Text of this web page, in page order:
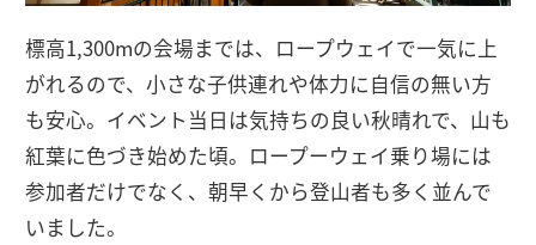
標高1,300mの会場までは、ロープウェイで一気に上
がれるので、小さな子供連れや体力に自信の無い方
も安心。イベント当日は気持ちの良い秋晴れで、山も
紅葉に色づき始めた頃。ロープーウェイ乗り場には
参加者だけでなく、朝早くから登山者も多く並んで
いました。